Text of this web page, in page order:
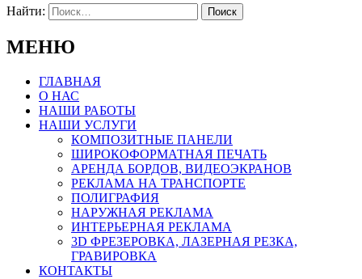
Найти:
МЕНЮ
ГЛАВНАЯ
О НАС
НАШИ РАБОТЫ
НАШИ УСЛУГИ
КОМПОЗИТНЫЕ ПАНЕЛИ
ШИРОКОФОРМАТНАЯ ПЕЧАТЬ
АРЕНДА БОРДОВ, ВИДЕОЭКРАНОВ
РЕКЛАМА НА ТРАНСПОРТЕ
ПОЛИГРАФИЯ
НАРУЖНАЯ РЕКЛАМА
ИНТЕРЬЕРНАЯ РЕКЛАМА
3D ФРЕЗЕРОВКА, ЛАЗЕРНАЯ РЕЗКА,
ГРАВИРОВКА
КОНТАКТЫ